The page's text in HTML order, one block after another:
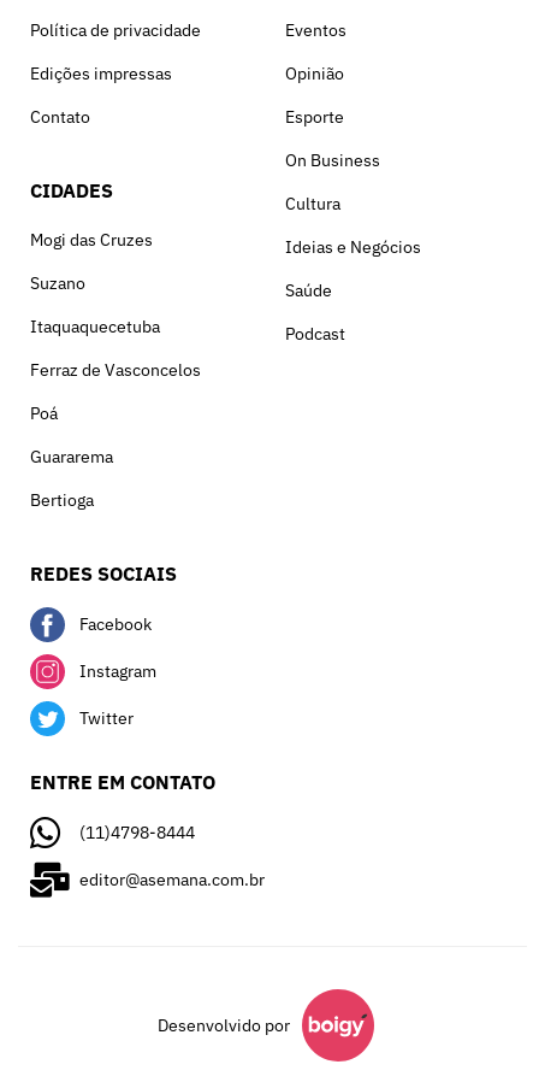
Política de privacidade
Edições impressas
Contato
CIDADES
Mogi das Cruzes
Suzano
Itaquaquecetuba
Ferraz de Vasconcelos
Poá
Guararema
Bertioga
Eventos
Opinião
Esporte
On Business
Cultura
Ideias e Negócios
Saúde
Podcast
REDES SOCIAIS
Facebook
Instagram
Twitter
ENTRE EM CONTATO
(11)4798-8444
editor@asemana.com.br
Desenvolvido por